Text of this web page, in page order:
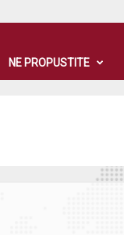
NE PROPUSTITE